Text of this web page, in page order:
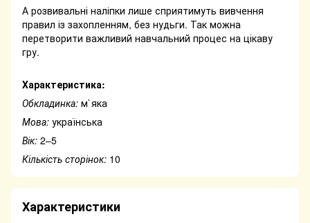
А розвивальні наліпки лише сприятимуть вивчення
правил із захопленням, без нудьги. Так можна
перетворити важливий навчальний процес на цікаву
гру.
Характеристика:
Обкладинка: м`яка
Мова: українська
Вік: 2–5
Кількість сторінок: 10
Характеристики